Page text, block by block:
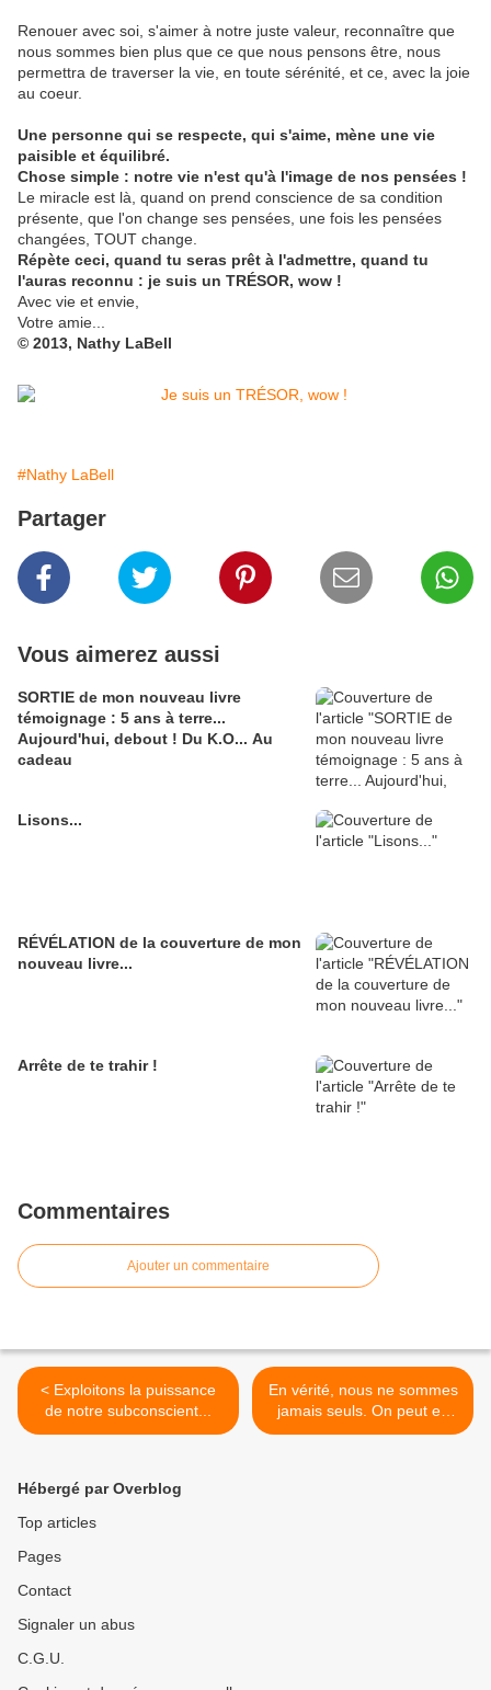
Renouer avec soi, s'aimer à notre juste valeur, reconnaître que
nous sommes bien plus que ce que nous pensons être, nous
permettra de traverser la vie, en toute sérénité, et ce, avec la joie
au coeur.
Une personne qui se respecte, qui s'aime, mène une vie
paisible et équilibré.
Chose simple : notre vie n'est qu'à l'image de nos pensées !
Le miracle est là, quand on prend conscience de sa condition
présente, que l'on change ses pensées, une fois les pensées
changées, TOUT change.
Répète ceci, quand tu seras prêt à l'admettre, quand tu
l'auras reconnu : je suis un TRÉSOR, wow !
Avec vie et envie,
Votre amie...
© 2013, Nathy LaBell
#Nathy LaBell
Partager
Vous aimerez aussi
SORTIE de mon nouveau livre
témoignage : 5 ans à terre...
Aujourd'hui, debout ! Du K.O... Au
cadeau
Lisons...
RÉVÉLATION de la couverture de mon
nouveau livre...
Arrête de te trahir !
Commentaires
Ajouter un commentaire
< Exploitons la puissance
de notre subconscient...
En vérité, nous ne sommes
jamais seuls. On peut en
avoir la "sensation" MAIS ce
Hébergé par Overblog
Top articles
Pages
Contact
Signaler un abus
C.G.U.